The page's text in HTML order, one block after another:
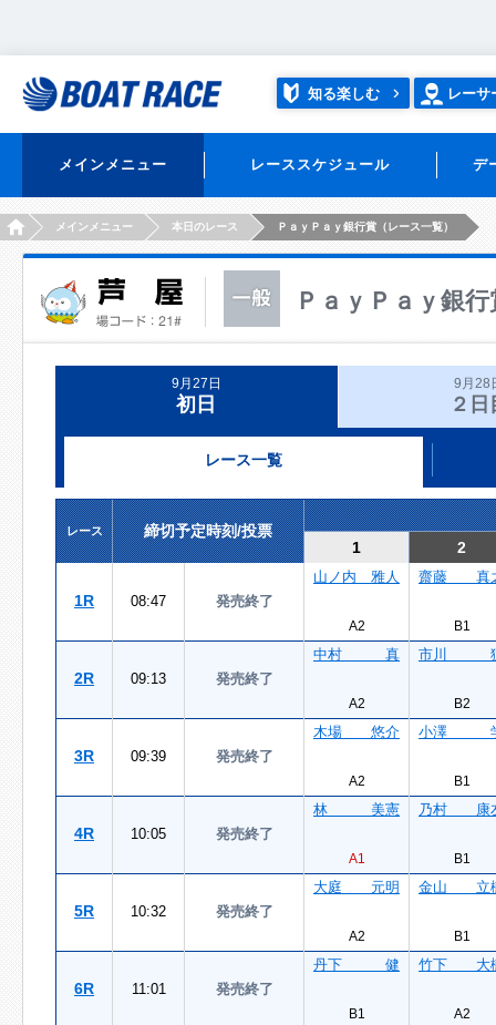
知る楽しむ レーサ
メインメニュー レーススケジュール デ
HOMEメインメニュー 本日のレース ＰａｙＰａｙ銀行賞（レース一覧）
ＰａｙＰａｙ銀行
9月27日
初日
9月28
２日
レース一覧
レース
締切予定時刻/投票
1
2
1R 08:47 発売終了
山ノ内 雅人
A2
齋藤 真
B1
2R 09:13 発売終了
中村 真
A2
市川
B2
3R 09:39 発売終了
木場 悠介
A2
小澤
B1
4R 10:05 発売終了
林 美憲
A1
乃村 康
B1
5R 10:32 発売終了
大庭 元明
A2
金山 立
B1
6R 11:01 発売終了
丹下 健
B1
竹下 大
A2